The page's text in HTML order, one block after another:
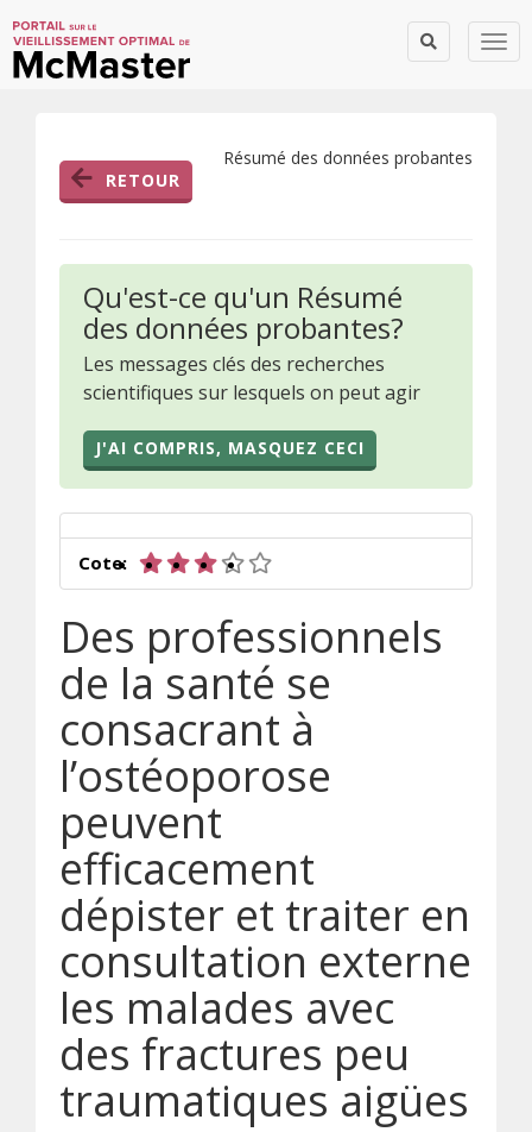
RETOUR
Résumé des données probantes
Qu'est-ce qu'un Résumé
des données probantes?
Les messages clés des recherches
scientifiques sur lesquels on peut agir
J'AI COMPRIS, MASQUEZ CECI
Cote:
Des professionnels
de la santé se
consacrant à
l’ostéoporose
peuvent
efficacement
dépister et traiter en
consultation externe
les malades avec
des fractures peu
traumatiques aigües